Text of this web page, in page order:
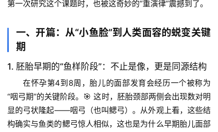
第一次研究这个课题时，也被这奇妙的“重演律”震撼到了。
一、开篇：从“小鱼脸”到人类面容的蜕变关键
期
1. 胚胎早期的“鱼样阶段”：不止是像，更是同源结构
在怀孕第4到8周，胎儿的面部发育会经历一个被称为
“咽弓期”的关键阶段。🎯 这时，胚胎颈部两侧会出现数对明
显的弓状隆起——咽弓（也叫鳃弓）。 从外观上看，这些结
构确实与鱼类的鳃弓惊人相似，这也是为什么早期胎儿面部